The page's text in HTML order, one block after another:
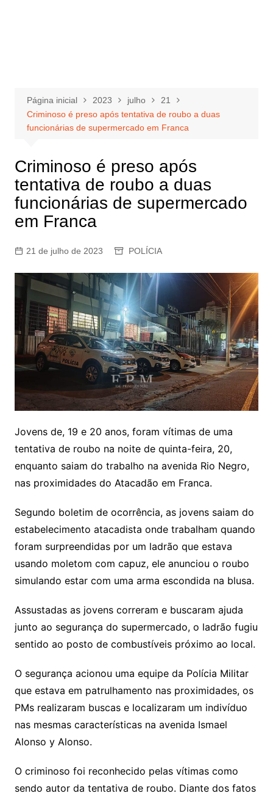
Página inicial 2023 julho
21
Criminoso é preso após tentativa de roubo a duas
funcionárias de supermercado em Franca
Criminoso é preso após
tentativa de roubo a duas
funcionárias de supermercado
em Franca
21 de julho de 2023 POLÍCIA
Jovens de, 19 e 20 anos, foram vítimas de uma
tentativa de roubo na noite de quinta-feira, 20,
enquanto saiam do trabalho na avenida Rio Negro,
nas proximidades do Atacadão em Franca.
Segundo boletim de ocorrência, as jovens saiam do
estabelecimento atacadista onde trabalham quando
foram surpreendidas por um ladrão que estava
usando moletom com capuz, ele anunciou o roubo
simulando estar com uma arma escondida na blusa.
Assustadas as jovens correram e buscaram ajuda
junto ao segurança do supermercado, o ladrão fugiu
sentido ao posto de combustíveis próximo ao local.
O segurança acionou uma equipe da Polícia Militar
que estava em patrulhamento nas proximidades, os
PMs realizaram buscas e localizaram um indivíduo
nas mesmas características na avenida Ismael
Alonso y Alonso.
O criminoso foi reconhecido pelas vítimas como
sendo autor da tentativa de roubo. Diante dos fatos